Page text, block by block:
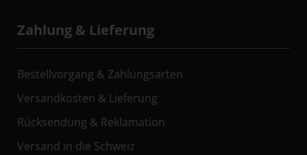
Zahlung & Lieferung
Bestellvorgang & Zahlungsarten
Versandkosten & Lieferung
Rücksendung & Reklamation
Versand in die Schweiz